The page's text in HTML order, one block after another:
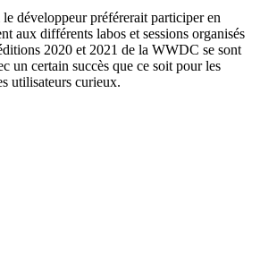
développeur préférerait participer en
aux différents labos et sessions organisés
2020 et 2021 de la WWDC se sont
un certain succès que ce soit pour les
utilisateurs curieux.